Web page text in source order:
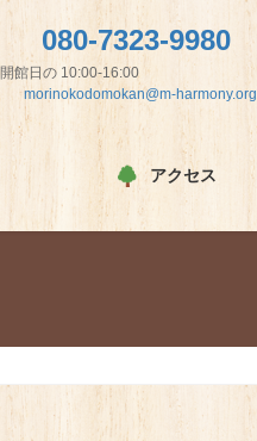
080-7323-9980
開館日の 10:00-16:00
morinokodomokan@m-harmony.org
アクセス